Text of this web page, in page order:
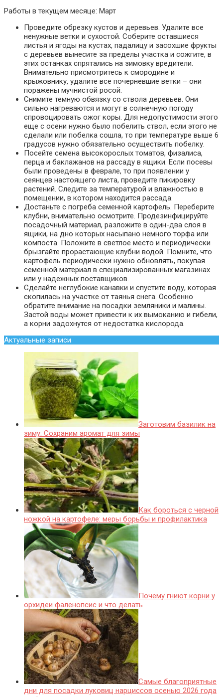
Работы в текущем месяце: Март
Проведите обрезку кустов и деревьев. Удалите все
ненужные ветки и сухостой. Соберите оставшиеся
листья и ягоды на кустах, падалицу и засохшие фрукты
с деревьев вынесите за пределы участка и сожгите, в
этих останках спрятались на зимовку вредители.
Внимательно присмотритесь к смородине и
крыжовнику, удалите все почерневшие ветки – они
поражены мучнистой росой.
Снимите темную обвязку со ствола деревьев. Они
сильно нагреваются и могут в солнечную погоду
спровоцировать ожог коры. Для недопустимости этого
еще с осени нужно было побелить ствол, если этого не
сделали или побелка сошла, то при температуре выше 6
градусов нужно обязательно осуществить побелку.
Посейте семена высокорослых томатов, физалиса,
перца и баклажанов на рассаду в ящики. Если посевы
были проведены в феврале, то при появлении у
сеянцев настоящего листа, проведите пикировку
растений. Следите за температурой и влажностью в
помещении, в котором находится рассада.
Достаньте с погреба семенной картофель. Переберите
клубни, внимательно осмотрите. Продезинфицируйте
посадочный материал, разложите в один-два слоя в
ящики, на дно которых насыпано немного торфа или
компоста. Положите в светлое место и периодически
брызгайте прорастающие клубни водой. Помните, что
картофель периодически нужно обновлять, покупая
семенной материал в специализированных магазинах
или у надежных поставщиков.
Сделайте неглубокие канавки и спустите воду, которая
скопилась на участке от таянья снега. Особенно
обратите внимание на посадки земляники и малины.
Застой воды может привести к их вымоканию и гибели,
а корни задохнутся от недостатка кислорода.
Актуальные записи
Заготовим базилик на
зиму. Сохраним аромат для зимы
Как бороться с черной
ножкой на картофеле: меры борьбы и профилактика
Почему гниют корни у
орхидеи фаленопсис и что делать
Самые благоприятные
дни для посадки луковиц нарциссов осенью 2026 года